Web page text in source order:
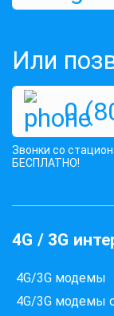
Или
0
Звонки со
БЕСПЛАТНО!
4G / 3G
4G/3G модемы
4G/3G модемы